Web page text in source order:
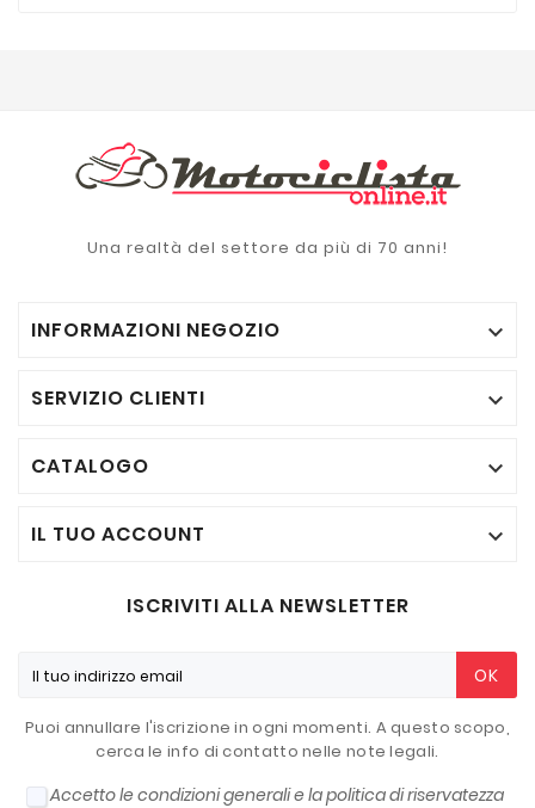
Una realtà del settore da più di 70 anni!
INFORMAZIONI NEGOZIO 
SERVIZIO CLIENTI 
CATALOGO 
IL TUO ACCOUNT 
ISCRIVITI ALLA NEWSLETTER
OK
Puoi annullare l'iscrizione in ogni momenti. A questo scopo,
cerca le info di contatto nelle note legali.
Accetto le condizioni generali e la politica di riservatezza